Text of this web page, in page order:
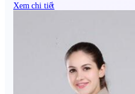
Xem chi tiết